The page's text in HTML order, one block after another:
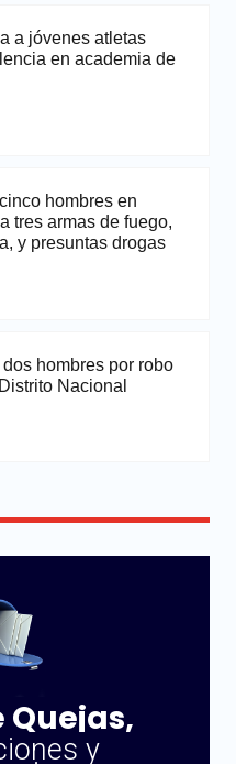
a jóvenes atletas
en academia de
hombres en
tres armas de fuego,
y presuntas drogas
hombres por robo
Nacional
Quejas,
y